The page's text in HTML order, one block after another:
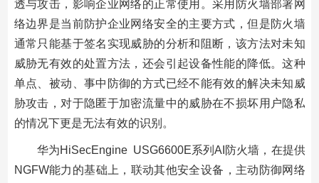
透与攻击，影响企业网络的正常使用。采用防火墙部署网
络边界是当前防护企业网络安全的主要方式，但是防火墙
通常只能基于签名实现威胁的分析和阻断，该方法对未知
威胁无有效的处置方法，还会引起设备性能的降低。这种
单点、被动、事中防御的方式已经不能有效的解决未知威
胁攻击，对于隐匿于加密流量中的威胁在不损坏用户隐私
的情况下更是无法有效的识别。
华为HiSecEngine USG6600E系列AI防火墙，在提供
NGFW能力的基础上，联动其他安全设备，主动防御网络